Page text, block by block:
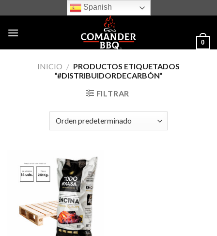
to
content
Spanish
0
INICIO / PRODUCTOS ETIQUETADOS
“#DISTRIBUIDORDECARBÓN”
FILTRAR